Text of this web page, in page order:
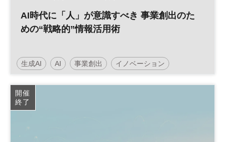
AI時代に「人」が意識すべき 事業創出のた
めの“戦略的”情報活用術
生成AI AI 事業創出 イノベーション
新規事業
参加無料
開催
終了